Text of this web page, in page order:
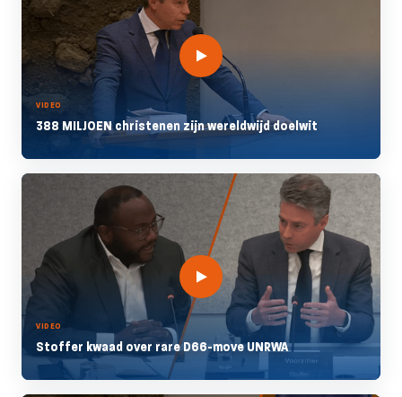
VIDEO
388 MILJOEN christenen zijn wereldwijd doelwit
VIDEO
Stoffer kwaad over rare D66-move UNRWA